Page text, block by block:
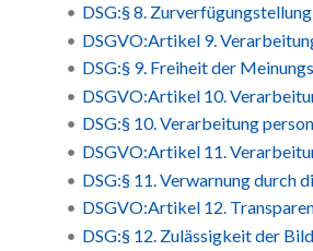
DSG:§ 8.
DSGVO:Artikel 9.
DSG:§ 9. Freiheit der
DSGVO:Artikel 10.
DSG:§ 10. Verarbeitung
DSGVO:Artikel 11.
DSG:§ 11. Verwarnung durch
DSGVO:Artikel 12.
DSG:§ 12. Zulässigkeit der